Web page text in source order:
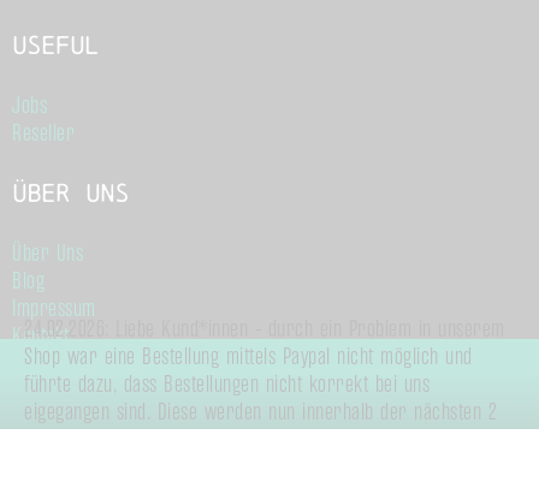
Useful
Jobs
Reseller
Über Uns
Über Uns
Blog
Impressum
Kontakt
Allgemeine Geschäftsbedingungen
Datenschutz
24.02.2026: Liebe Kund*innen - durch ein Problem in unserem
Shop war eine Bestellung mittels Paypal nicht möglich und
führte dazu, dass Bestellungen nicht korrekt bei uns
eigegangen sind. Diese werden nun innerhalb der nächsten 2